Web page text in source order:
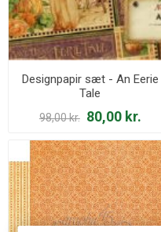
Designpapir sæt - An Eerie
Tale
98,00 kr. 80,00 kr.